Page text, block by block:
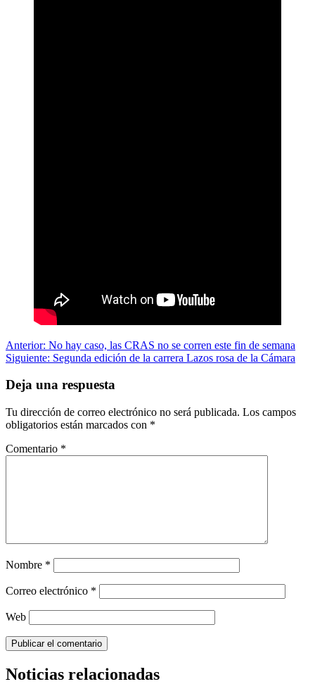
Navegación
de
entradas
Anterior: No hay caso, las CRAS no se corren este fin de semana
Siguiente: Segunda edición de la carrera Lazos rosa de la Cámara
Deja una respuesta
Tu dirección de correo electrónico no será publicada. Los campos
obligatorios están marcados con *
Comentario *
Nombre *
Correo electrónico *
Web
Noticias relacionadas